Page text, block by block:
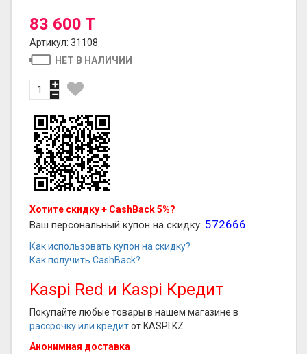
83 600 T
Артикул: 31108
НЕТ В НАЛИЧИИ
Хотите скидку + CashBack 5%?
Ваш персональный купон на скидку: 572666
Как использовать купон на скидку?
Как получить CashBack?
Kaspi Red и Kaspi Кредит
Покупайте любые товары в нашем магазине в
рассрочку или кредитот KASPI.KZ
Анонимная доставка